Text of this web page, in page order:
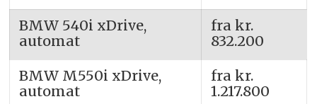
BMW 540i xDrive,
automat
fra kr.
832.200
BMW M550i xDrive,
automat
fra kr.
1.217.800